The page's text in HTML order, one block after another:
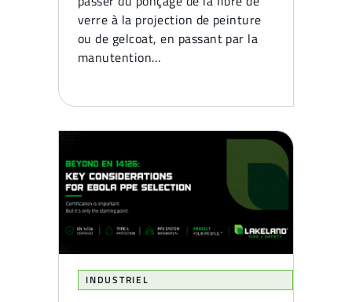
verre à la projection de peinture
ou de gelcoat, en passant par la
manutention…
INDUSTRIEL